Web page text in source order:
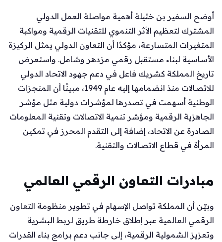
أوضح السفير بن خثيلة أهمية مواصلة العمل الدولي
المشترك لتعظيم الأثر التنموي للتقنيات الرقمية ومواكبة
المتغيرات المتسارعة، مؤكدًا أن التعاون الدولي يمثل الركيزة
الأساسية لبناء مستقبل رقمي مزدهر وشامل. واستعرض
تاريخ المملكة كشريك فاعل في دعم جهود الاتحاد الدولي
للاتصالات منذ انضمامها إليه عام 1949، مبينًا أن المنجزات
الوطنية أسهمت في تصدرها لمؤشرات دولية مثل مؤشر
الجاهزية الرقمية ومؤشر تنمية الاتصالات وتقنية المعلومات
الصادرة عن الاتحاد، إضافة إلى التقدم المحرز في تمكين
المرأة في قطاع الاتصالات والتقنية.
مبادرات التعاون الرقمي العالمي
وبيّن أن المملكة تواصل الإسهام في تطوير منظومة التعاون
الرقمي العالمية عبر إطلاق خارطة طريق لربط البشرية
وتعزيز الشمولية الرقمية، إلى جانب دعم برامج بناء القدرات